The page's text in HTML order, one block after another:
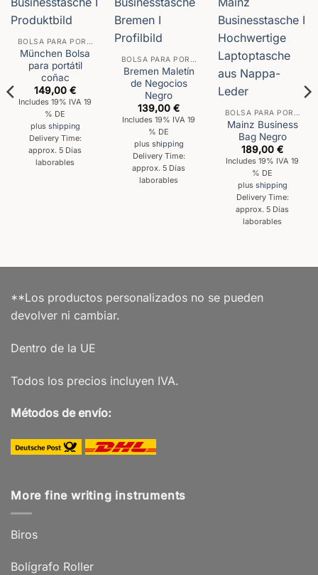
BOLSA PARA PORTÁTIL
München Bolsa
para portátil
coñac
149,00€
Includes 19% IVA 19
% DE
plus shipping
Delivery Time:
approx. 5 Días
laborables
BOLSA PARA PORTÁTIL
Bremen Maletín
de Negocios
Negro
139,00€
Includes 19% IVA 19
% DE
plus shipping
Delivery Time:
approx. 5 Días
laborables
BOLSA PARA PORTÁTIL
Mainz Business
Bag Negro
189,00€
Includes 19% IVA 19
% DE
plus shipping
Delivery Time:
approx. 5 Días
laborables
**Los productos personalizados no se pueden
devolver ni cambiar.
Dentro de la UE
Todos los precios incluyen IVA.
Métodos de envío:
More fine writing instruments
Biros
Bolígrafo Roller